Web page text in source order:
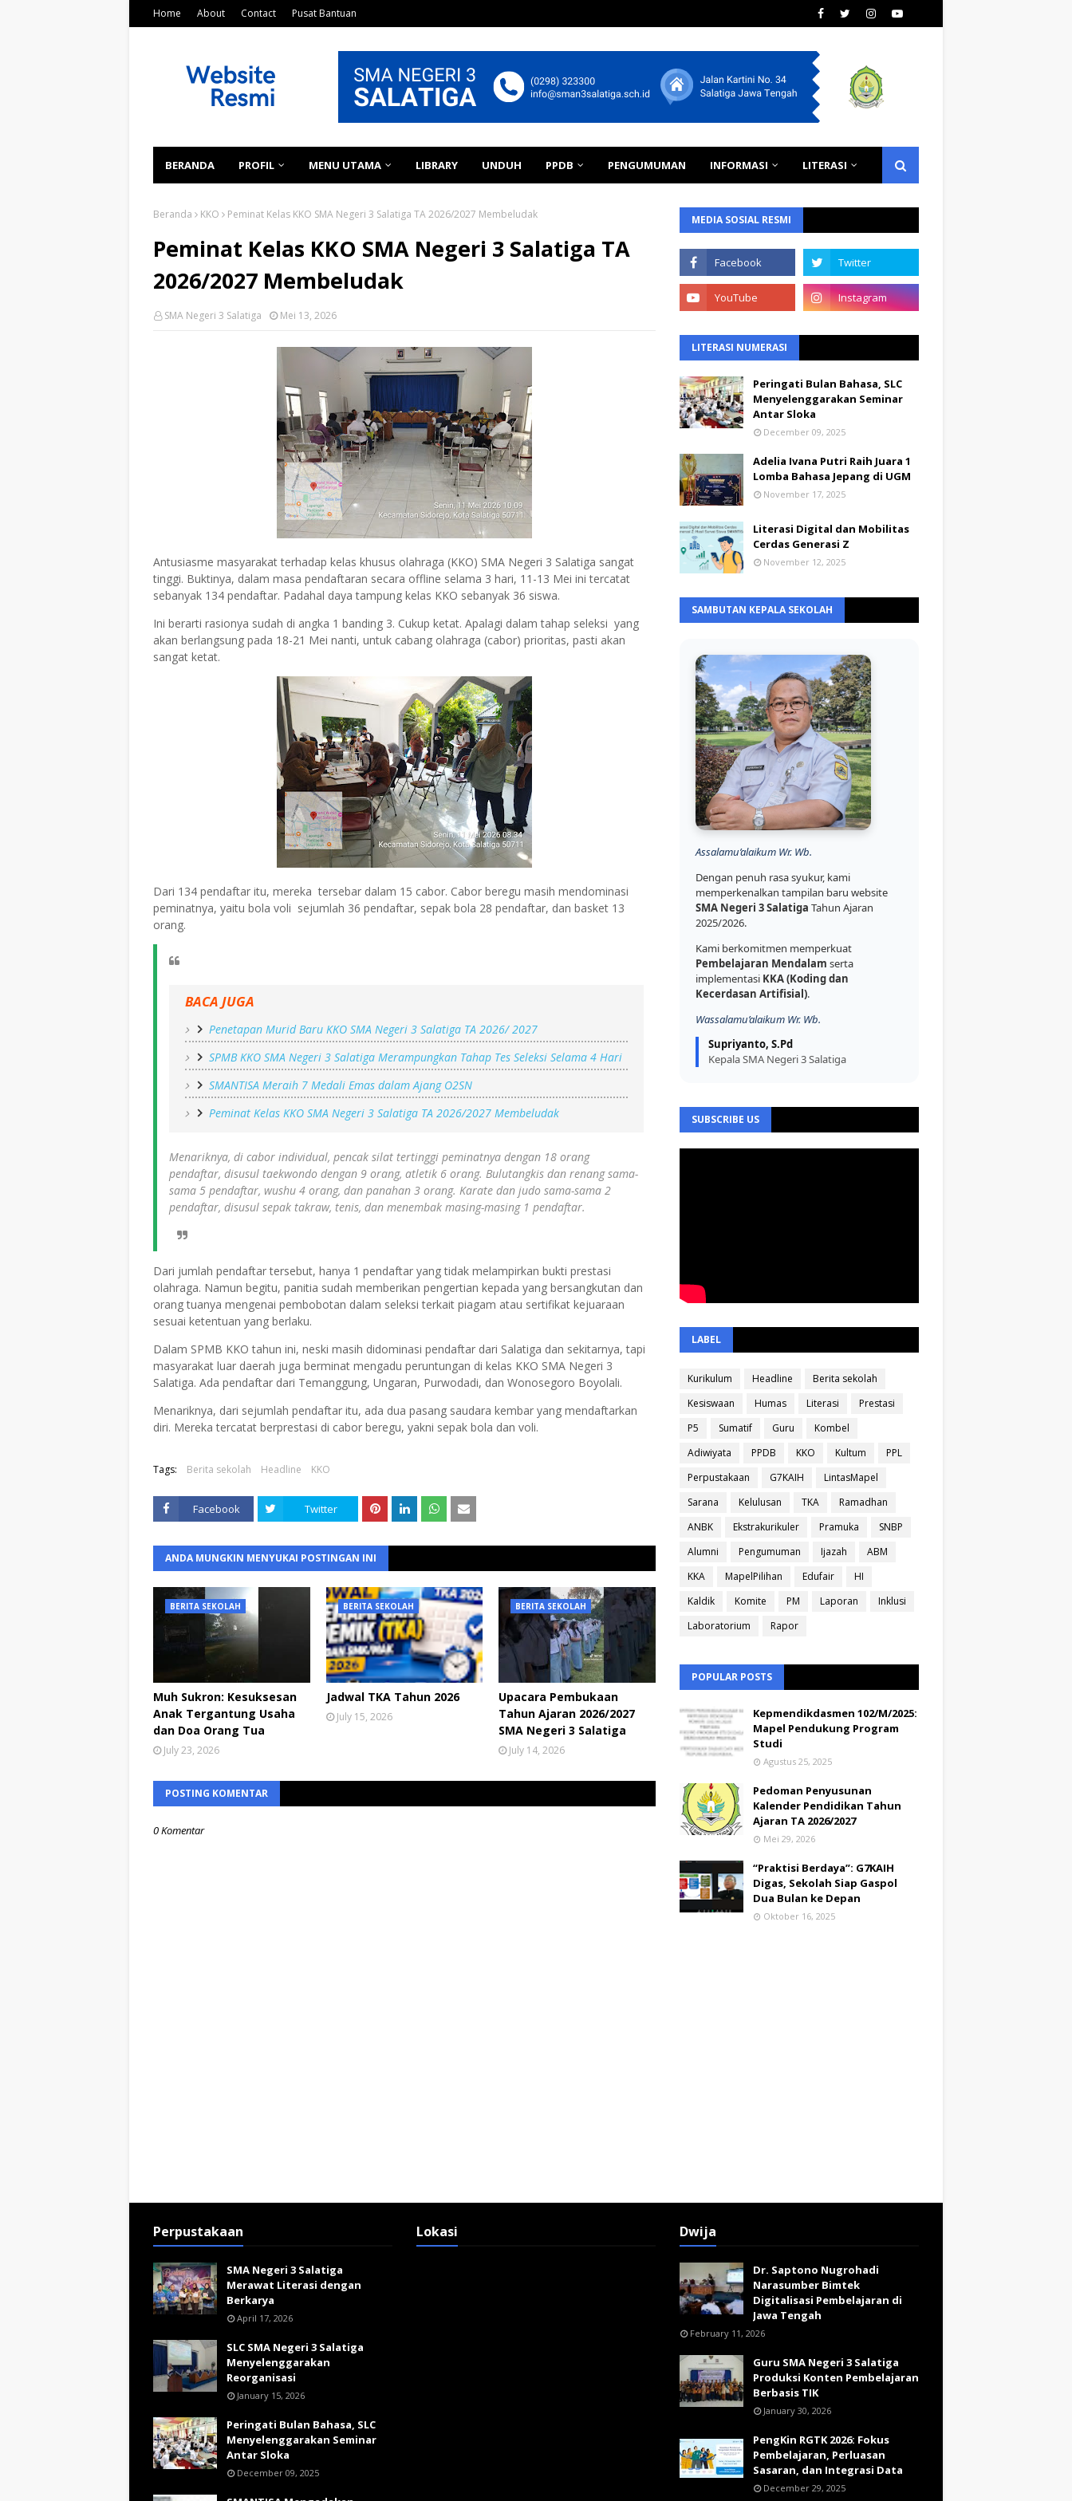
Home About Contact Pusat Bantuan
BERANDA PROFIL MENU UTAMA LIBRARY UNDUH PPDB PENGUMUMAN INFORMASI LITERASI
Beranda KKO Peminat Kelas KKO SMA Negeri 3 Salatiga TA 2026/2027 Membeludak
Peminat Kelas KKO SMA Negeri 3 Salatiga TA
2026/2027 Membeludak
SMA Negeri 3 Salatiga Mei 13, 2026
Antusiasme masyarakat terhadap kelas khusus olahraga (KKO) SMA Negeri 3 Salatiga sangat
tinggi. Buktinya, dalam masa pendaftaran secara offline selama 3 hari, 11-13 Mei ini tercatat
sebanyak 134 pendaftar. Padahal daya tampung kelas KKO sebanyak 36 siswa.
Ini berarti rasionya sudah di angka 1 banding 3. Cukup ketat. Apalagi dalam tahap seleksi yang
akan berlangsung pada 18-21 Mei nanti, untuk cabang olahraga (cabor) prioritas, pasti akan
sangat ketat.
Dari 134 pendaftar itu, mereka tersebar dalam 15 cabor. Cabor beregu masih mendominasi
peminatnya, yaitu bola voli sejumlah 36 pendaftar, sepak bola 28 pendaftar, dan basket 13
orang.
BACA JUGA
Penetapan Murid Baru KKO SMA Negeri 3 Salatiga TA 2026/ 2027
SPMB KKO SMA Negeri 3 Salatiga Merampungkan Tahap Tes Seleksi Selama 4 Hari
SMANTISA Meraih 7 Medali Emas dalam Ajang O2SN
Peminat Kelas KKO SMA Negeri 3 Salatiga TA 2026/2027 Membeludak
Menariknya, di cabor individual, pencak silat tertinggi peminatnya dengan 18 orang
pendaftar, disusul taekwondo dengan 9 orang, atletik 6 orang. Bulutangkis dan renang sama-
sama 5 pendaftar, wushu 4 orang, dan panahan 3 orang. Karate dan judo sama-sama 2
pendaftar, disusul sepak takraw, tenis, dan menembak masing-masing 1 pendaftar.
Dari jumlah pendaftar tersebut, hanya 1 pendaftar yang tidak melampirkan bukti prestasi
olahraga. Namun begitu, panitia sudah memberikan pengertian kepada yang bersangkutan dan
orang tuanya mengenai pembobotan dalam seleksi terkait piagam atau sertifikat kejuaraan
sesuai ketentuan yang berlaku.
Dalam SPMB KKO tahun ini, neski masih didominasi pendaftar dari Salatiga dan sekitarnya, tapi
masyarakat luar daerah juga berminat mengadu peruntungan di kelas KKO SMA Negeri 3
Salatiga. Ada pendaftar dari Temanggung, Ungaran, Purwodadi, dan Wonosegoro Boyolali.
Menariknya, dari sejumlah pendaftar itu, ada dua pasang saudara kembar yang mendaftarkan
diri. Mereka tercatat berprestasi di cabor beregu, yakni sepak bola dan voli.
Tags: Berita sekolah Headline KKO
Facebook Twitter
ANDA MUNGKIN MENYUKAI POSTINGAN INI
BERITA SEKOLAH
Muh Sukron: Kesuksesan
Anak Tergantung Usaha
dan Doa Orang Tua
July 23, 2026
BERITA SEKOLAH
Jadwal TKA Tahun 2026
July 15, 2026
BERITA SEKOLAH
Upacara Pembukaan
Tahun Ajaran 2026/2027
SMA Negeri 3 Salatiga
July 14, 2026
POSTING KOMENTAR
0 Komentar
MEDIA SOSIAL RESMI
LITERASI NUMERASI
Peringati Bulan Bahasa, SLC
Menyelenggarakan Seminar
Antar Sloka
December 09, 2025
Adelia Ivana Putri Raih Juara 1
Lomba Bahasa Jepang di UGM
November 17, 2025
Literasi Digital dan Mobilitas
Cerdas Generasi Z
November 12, 2025
SAMBUTAN KEPALA SEKOLAH
Assalamu’alaikum Wr. Wb.
Dengan penuh rasa syukur, kami
memperkenalkan tampilan baru website
SMA Negeri 3 Salatiga Tahun Ajaran
2025/2026.
Kami berkomitmen memperkuat
Pembelajaran Mendalam serta
implementasi KKA (Koding dan
Kecerdasan Artifisial).
Wassalamu’alaikum Wr. Wb.
Supriyanto, S.Pd
Kepala SMA Negeri 3 Salatiga
SUBSCRIBE US
LABEL
Kurikulum Headline
Berita sekolah
Kesiswaan
Humas Literasi
Prestasi
P5
Sumatif Guru
Kombel
Adiwiyata
PPDB KKO Kultum
PPL
Perpustakaan
G7KAIH
LintasMapel
Sarana
Kelulusan TKA
Ramadhan
ANBK
Ekstrakurikuler Pramuka
SNBP
Alumni
Pengumuman Ijazah
ABM
KKA
MapelPilihan Edufair
HI
Kaldik
Komite PM Laporan
Inklusi
Laboratorium
Rapor
POPULAR POSTS
Kepmendikdasmen 102/M/2025:
Mapel Pendukung Program
Studi
Agustus 25, 2025
Pedoman Penyusunan
Kalender Pendidikan Tahun
Ajaran TA 2026/2027
Mei 29, 2026
“Praktisi Berdaya”: G7KAIH
Digas, Sekolah Siap Gaspol
Dua Bulan ke Depan
Oktober 16, 2025
Perpustakaan
SMA Negeri 3 Salatiga
Merawat Literasi dengan
Berkarya
April 17, 2026
SLC SMA Negeri 3 Salatiga
Menyelenggarakan
Reorganisasi
January 15, 2026
Peringati Bulan Bahasa, SLC
Menyelenggarakan Seminar
Antar Sloka
December 09, 2025
Lokasi Dwija
Dr. Saptono Nugrohadi
Narasumber Bimtek
Digitalisasi Pembelajaran di
Jawa Tengah
February 11, 2026
Guru SMA Negeri 3 Salatiga
Produksi Konten Pembelajaran
Berbasis TIK
January 30, 2026
PengKin RGTK 2026: Fokus
Pembelajaran, Perluasan
Sasaran, dan Integrasi Data
December 29, 2025